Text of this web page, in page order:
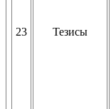
23 Тезисы